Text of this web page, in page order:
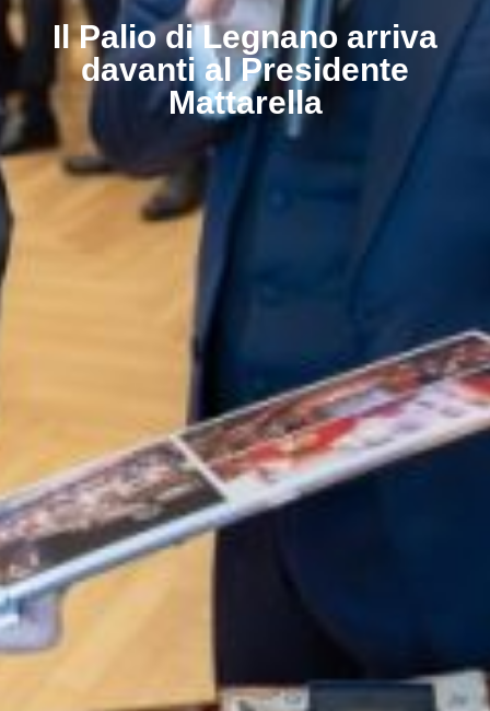
Il Palio di Legnano arriva
davanti al Presidente
Mattarella